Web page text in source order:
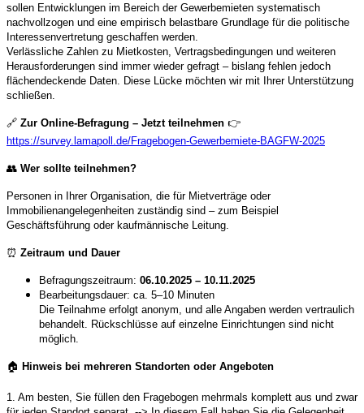
sollen Entwicklungen im Bereich der Gewerbemieten systematisch
nachvollzogen und eine empirisch belastbare Grundlage für die politische
Interessenvertretung geschaffen werden.
Verlässliche Zahlen zu Mietkosten, Vertragsbedingungen und weiteren
Herausforderungen sind immer wieder gefragt – bislang fehlen jedoch
flächendeckende Daten. Diese Lücke möchten wir mit Ihrer Unterstützung
schließen.
🔗 Zur Online-Befragung – Jetzt teilnehmen 👉
https://survey.lamapoll.de/Fragebogen-Gewerbemiete-BAGFW-2025
👥 Wer sollte teilnehmen?
Personen in Ihrer Organisation, die für Mietverträge oder
Immobilienangelegenheiten zuständig sind – zum Beispiel
Geschäftsführung oder kaufmännische Leitung.
⏰ Zeitraum und Dauer
Befragungszeitraum: 06.10.2025 – 10.11.2025
Bearbeitungsdauer: ca. 5–10 Minuten
Die Teilnahme erfolgt anonym, und alle Angaben werden vertraulich
behandelt. Rückschlüsse auf einzelne Einrichtungen sind nicht
möglich.
🏠 Hinweis bei mehreren Standorten oder Angeboten
1. Am besten, Sie füllen den Fragebogen mehrmals komplett aus und zwar